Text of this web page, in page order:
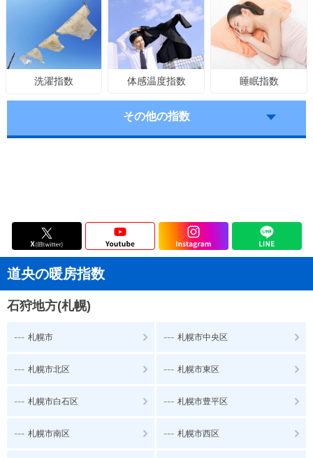
洗濯指数 体感温度指数 睡眠指数
その他の指数
道央の暖房指数
石狩地方(札幌)
--- 札幌市 --- 札幌市中央区
--- 札幌市北区 --- 札幌市東区
--- 札幌市白石区 --- 札幌市豊平区
--- 札幌市南区 --- 札幌市西区